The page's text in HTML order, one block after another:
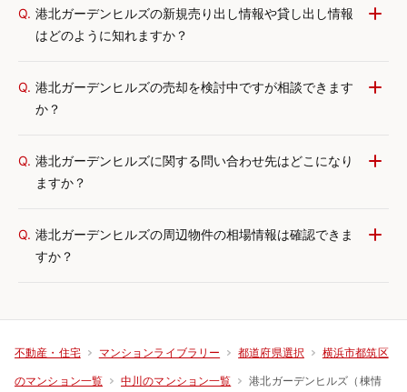
Q. 港北ガーデンヒルズの新規売り出し情報や貸し出し情報
はどのように知れますか？
Q. 港北ガーデンヒルズの売却を検討中ですが相談できます
か？
Q. 港北ガーデンヒルズに関する問い合わせ先はどこになり
ますか？
Q. 港北ガーデンヒルズの周辺物件の相場情報は確認できま
すか？
不動産・住宅 マンションライブラリー 都道府県選択 横浜市都筑区
のマンション一覧 中川のマンション一覧 港北ガーデンヒルズ（棟情